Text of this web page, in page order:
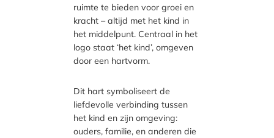
ruimte te bieden voor groei en
kracht – altijd met het kind in
het middelpunt. Centraal in het
logo staat ‘het kind’, omgeven
door een hartvorm.
Dit hart symboliseert de
liefdevolle verbinding tussen
het kind en zijn omgeving:
ouders, familie, en anderen die